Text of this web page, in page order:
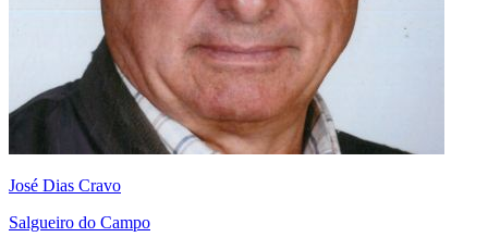
José Dias Cravo
Salgueiro do Campo